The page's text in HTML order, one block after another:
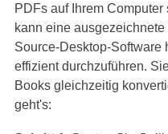
PDFs auf Ihrem
kann eine
Source-Desktop-Software
effizient durchzuführen.
Books gleichzeitig
geht's: